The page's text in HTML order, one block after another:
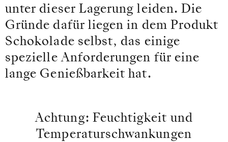
unter dieser Lagerung leiden. Die
Gründe dafür liegen in dem Produkt
Schokolade selbst, das einige
spezielle Anforderungen für eine
lange Genießbarkeit hat.
Achtung: Feuchtigkeit und
Temperaturschwankungen